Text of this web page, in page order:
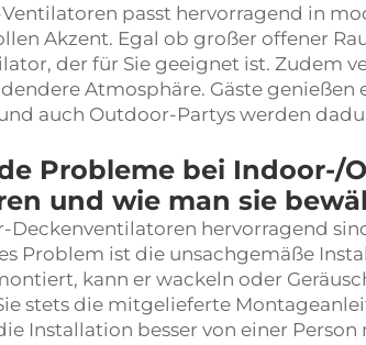
passt hervorragend in
Akzent. Egal ob großer offener
der für Sie geeignet ist. Zudem
Atmosphäre. Gäste genießen
auch Outdoor-Partys werden
Probleme bei Indoor-/
und wie man sie
hervorragend
Problem ist die unsachgemäße
kann er wackeln oder
stets die mitgelieferte
Installation besser von einer